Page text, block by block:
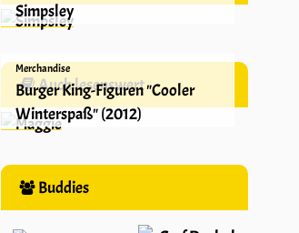
Simpsley
Auch lesenswert
Merchandise
Burger King-Figuren "Cooler
Winterspaß" (2012)
Buddies